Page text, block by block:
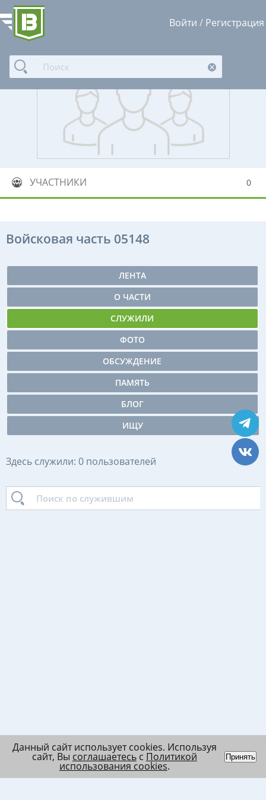
Войти / Регистрация
УЧАСТНИКИ 0
Войсковая часть 05148
ЛЕНТА
О ЧАСТИ
СЛУЖИЛИ
ФОТО
ОБСУЖДЕНИЕ
ПАМЯТЬ
БЛОГ
ИЩУ
Здесь служили: 0 пользователей
Данный сайт использует cookies. Используя
сайт, Вы соглашаетесьс Политикой
использования cookies.
Принять